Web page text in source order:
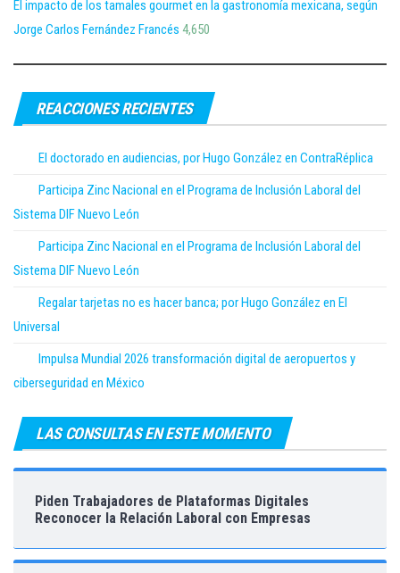
El impacto de los tamales gourmet en la gastronomía mexicana, según
Jorge Carlos Fernández Francés 4,650
REACCIONES RECIENTES
El doctorado en audiencias, por Hugo González en ContraRéplica
Participa Zinc Nacional en el Programa de Inclusión Laboral del
Sistema DIF Nuevo León
Participa Zinc Nacional en el Programa de Inclusión Laboral del
Sistema DIF Nuevo León
Regalar tarjetas no es hacer banca; por Hugo González en El
Universal
Impulsa Mundial 2026 transformación digital de aeropuertos y
ciberseguridad en México
LAS CONSULTAS EN ESTE MOMENTO
Piden Trabajadores de Plataformas Digitales
Reconocer la Relación Laboral con Empresas